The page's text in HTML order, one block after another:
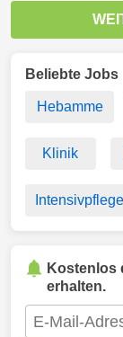
Beliebte Jobs
Hebamme
Klinik
Intensivpflege
Kostenlos
erhalten.